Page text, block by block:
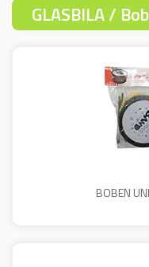
GLASBILA /
BOBEN